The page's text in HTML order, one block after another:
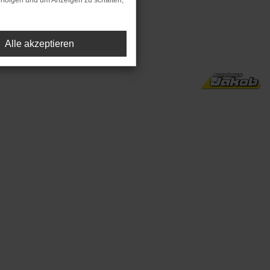
Alle akzeptieren